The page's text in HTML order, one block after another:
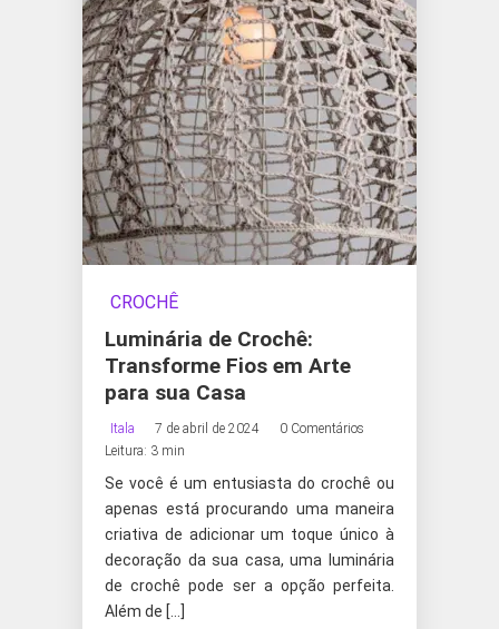
CROCHÊ
Luminária de Crochê:
Transforme Fios em Arte
para sua Casa
Itala 7 de abril de 2024
0 Comentários
Leitura: 3 min
Se você é um entusiasta do crochê ou
apenas está procurando uma maneira
criativa de adicionar um toque único à
decoração da sua casa, uma luminária
de crochê pode ser a opção perfeita.
Além de […]